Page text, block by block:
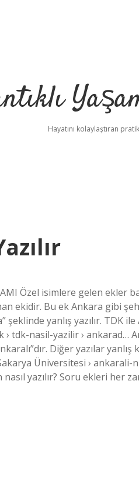
Hayatını kolaylaştıran
Özel isimlere gelen ekler
ekidir. Bu ek Ankara gibi
yanlış yazılır. TDK
tdk-nasil-yazilir › ankarad…
Diğer yazılar yanlış
Üniversitesi ›
yazılır? Soru ekleri her